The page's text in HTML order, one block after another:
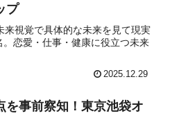
プ
視覚で具体的な未来を見て現実
恋愛・仕事・健康に役立つ未来
2025.12.29
を事前察知！東京池袋オ